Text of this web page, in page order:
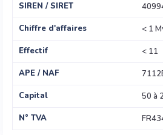
SIREN / SIRET
Chiffre d'affaires
< 1
Effectif
< 11
APE / NAF
Capital
50 à
N° TVA